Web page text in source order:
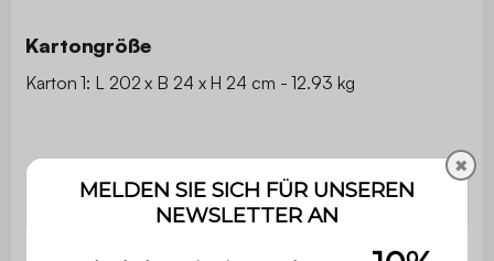
Kartongröße
Karton 1: L 202 x B 24 x H 24 cm - 12.93 kg
Kategorie Teppich
✖